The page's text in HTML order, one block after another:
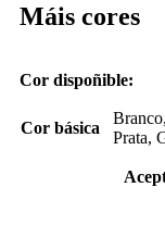
Máis cores
Cor dispoñible:
Cor básica
Prata,